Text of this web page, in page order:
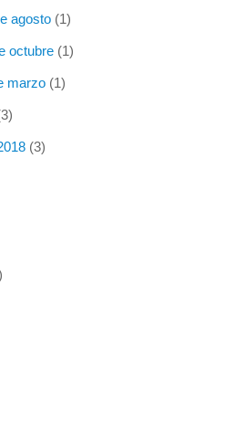
agosto(1)
octubre(1)
marzo(1)
(3)